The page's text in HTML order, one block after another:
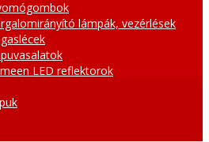
lámpák, vezérlések
LED reflektorok